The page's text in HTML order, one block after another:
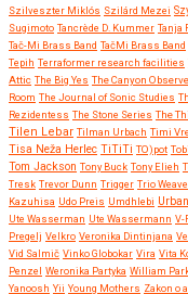
Szilveszter Miklós Szilárd Mezei
Sugimoto Tancrède D. Kummer Tanja
Tač-Mi Brass Band TačMi Brass Band
Tepih Terraformer research facilities
Attic The Big Yes The Canyon
Room The Journal of Sonic Studies
Rezidentess The Stone Series The
Tilen Lebar Tilman Urbach Timi
Tisa Neža Herlec TiTiTi TO)pot
Tom Jackson Tony Buck Tony Elieh
Tresk Trevor Dunn Trigger Trio Weave
Kazuhisa Udo Preis Umdhlebi
Ute Wasserman Ute Wassermann V-
Pregelj Velkro Veronika Dintinjana
Vid Salmič Vinko Globokar Vira Vita
Penzel Weronika Partyka William
Yanoosh Yii Young Mothers Zakon o